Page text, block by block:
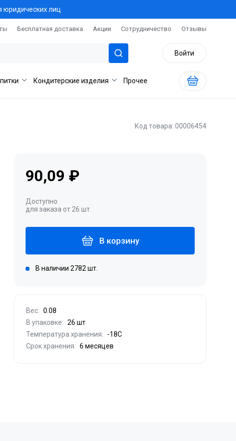
юридических лиц
Бесплатная доставка Акции Сотрудничество Отзывы
Войти
Кондитерские изделия Прочее
Код товара: 00006454
90,09 ₽
Доступно
для заказа от 26 шт.
В корзину
В наличии 2782 шт.
Вес: 0.08
В упаковке: 26 шт
Температура хранения:
-18С
Срок хранения: 6 месяцев